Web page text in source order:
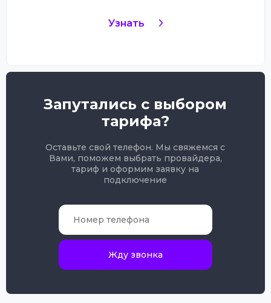
Узнать
Запутались с выбором
тарифа?
Оставьте свой телефон. Мы свяжемся с
Вами, поможем выбрать провайдера,
тариф и оформим заявку на
подключение
Жду звонка